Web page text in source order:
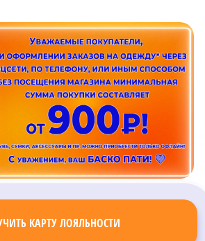
КАРТУ ЛОЯЛЬНОСТИ